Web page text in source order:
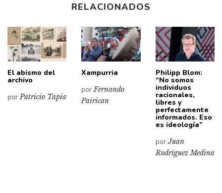
RELACIONADOS
El abismo del
archivo
porPatricio Tapia
Xampurria
porFernando
Pairican
Philipp Blom:
“No somos
individuos
racionales,
libres y
perfectamente
informados. Eso
es ideología”
porJuan
Rodríguez Medina